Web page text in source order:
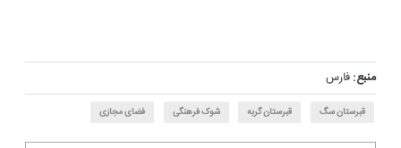
منبع:فارس
قبرستان سگ قبرستان گربه شوک فرهنگی فضای مجازی